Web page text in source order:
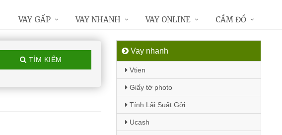
TÌM KIẾM
Vay nhanh
Vtien
Giấy tờ photo
Tính Lãi Suất Gởi
Ucash
VAY GẤP VAY NHANH VAY ONLINE CẦM ĐỒ